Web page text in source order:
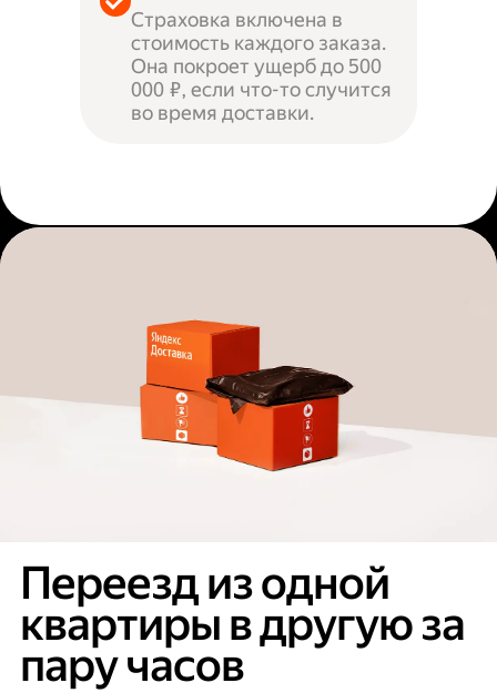
Страховка включена в
стоимость каждого заказа.
Она покроет ущерб до 500
000 ₽, если что-то случится
во время доставки.
Переезд из одной
квартиры в другую за
пару часов